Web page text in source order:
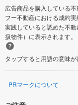
広告商品を購入している
フー不動産における成約
実践していると認めた不
扱物件）に表示されます。
タップすると用語の意味が
PRマークについて